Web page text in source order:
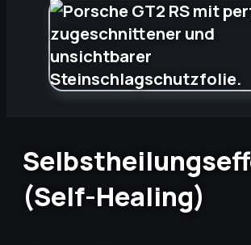
(Self-Healing)